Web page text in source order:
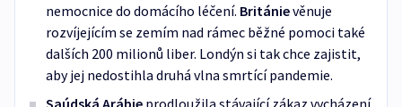
nemocnice do domácího léčení. Británievěnuje
rozvíjejícím se zemím nad rámec běžné pomoci také
dalších 200 milionů liber. Londýn si tak chce zajistit,
aby jej nedostihla druhá vlna smrtící pandemie.